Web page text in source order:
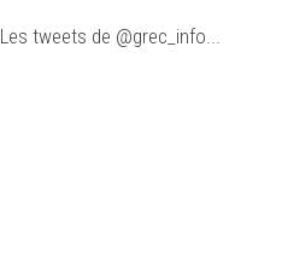
Les tweets de @grec_info...